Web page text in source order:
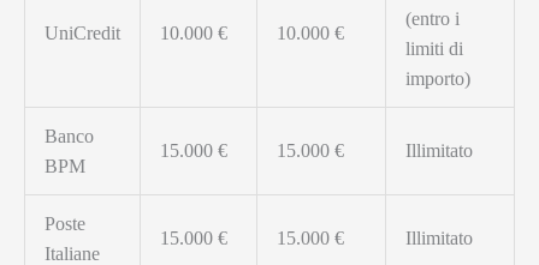
UniCredit 10.000 € 10.000 €
(entro i
limiti di
importo)
Banco
BPM
15.000 € 15.000 € Illimitato
Poste
Italiane
15.000 € 15.000 € Illimitato